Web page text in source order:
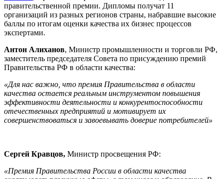
правительственной премии. Дипломы получат 11
организаций из разных регионов страны, набравшие высокие
баллы по итогам оценки качества их бизнес процессов
экспертами.
Антон Алиханов, Министр промышленности и торговли РФ,
заместитель председателя Совета по присуждению премий
Правительства РФ в области качества:
«Для нас важно, что премия Правительства в области
качества остается реальным инструментом повышения
эффективности деятельности и конкурентоспособности
отечественных предприятий и мотивирует их
совершенствоваться и завоевывать доверие потребителей»
Сергей Кравцов, Министр просвещения РФ:
«Премия Правительства России в области качества